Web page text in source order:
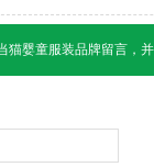
猫婴童服装品牌留言，